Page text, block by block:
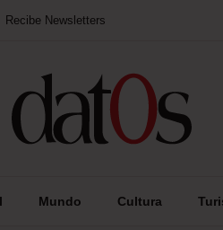
Recibe Newsletters
Mundo Cultura